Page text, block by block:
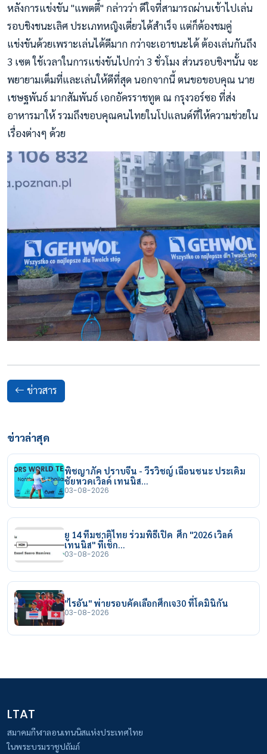
หลังการแข่งขัน "แพตตี้" กล่าวว่า ดีใจที่สามารถผ่านเข้าไปเล่น
รอบชิงชนะเลิศ ประเภทหญิงเดี่ยวได้สำเร็จ แต่ก็ต้องชมคู่
แข่งขันด้วยเพราะเล่นได้ดีมาก กว่าจะเอาชนะได้ ต้องเล่นกันถึง
3 เซต ใช้เวลาในการแข่งขันไปกว่า 3 ชั่วโมง ส่วนรอบชิงฯนั้น จะ
พยายามเต็มที่และเล่นให้ดีที่สุด นอกจากนี้ ตนขอขอบคุณ นาย
เชษฐพันธ์ มากสัมพันธ์ เอกอัครราชทูต ณ กรุงวอร์ซอ ที่ส่ง
อาหารมาให้ รวมถึงขอบคุณคนไทยในโปแลนด์ที่ให้ความช่วยใน
เรื่องต่างๆ ด้วย
ข่าวสาร
ข่าวล่าสุด
พิชญาภัค ปราบจีน - วีรวิชญ์ เฉือนชนะ ประเดิม
ชัยหวดเวิลด์ เทนนิส…
03-08-2026
ยู 14 ทีมชาติไทย ร่วมพิธีเปิด ศึก "2026 เวิลด์
เทนนิส" ที่เช็ก…
03-08-2026
"ไรอัน" พ่ายรอบคัดเลือกศึกเจ30 ที่โดมินิกัน
03-08-2026
LTAT
สมาคมกีฬาลอนเทนนิสแห่งประเทศไทย
ในพระบรมราชูปถัมภ์